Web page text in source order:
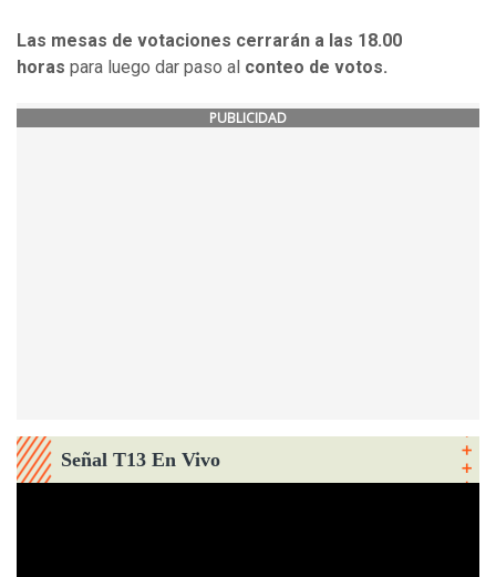
Las mesas de votaciones cerrarán a las 18.00
horas para luego dar paso al conteo de votos.
PUBLICIDAD
Señal T13 En Vivo